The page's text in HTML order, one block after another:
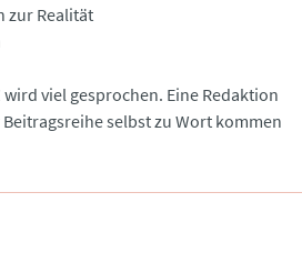
zur Realität
viel gesprochen. Eine Redaktion
selbst zu Wort kommen